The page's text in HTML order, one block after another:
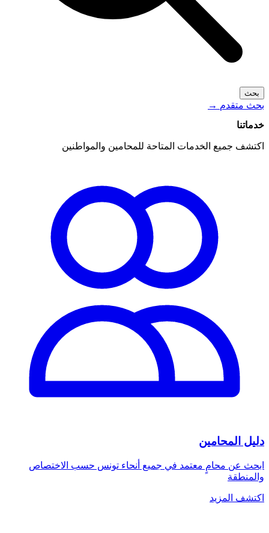
بحث
بحث متقدم →
خدماتنا
اكتشف جميع الخدمات المتاحة للمحامين والمواطنين
دليل المحامين
ابحث عن محامٍ معتمد في جميع أنحاء تونس حسب الاختصاص
والمنطقة
اكتشف المزيد